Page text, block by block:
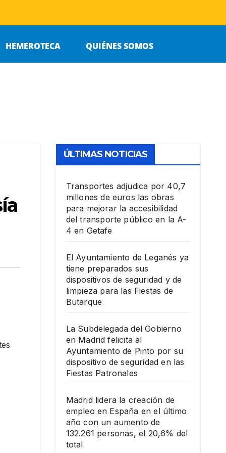
HEMEROTECA QUIÉNES SOMOS
ÚLTIMAS NOTICIAS
Transportes adjudica por 40,7
millones de euros las obras
para mejorar la accesibilidad
del transporte público en la A-
4 en Getafe
El Ayuntamiento de Leganés ya
tiene preparados sus
dispositivos de seguridad y de
limpieza para las Fiestas de
Butarque
La Subdelegada del Gobierno
en Madrid felicita al
Ayuntamiento de Pinto por su
dispositivo de seguridad en las
Fiestas Patronales
Madrid lidera la creación de
empleo en España en el último
año con un aumento de
132.261 personas, el 20,6% del
total